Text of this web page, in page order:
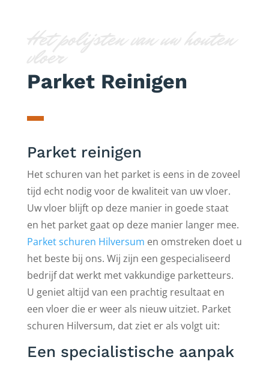
Het polijsten van uw houten
Parket Reinigen
Parket reinigen
Het schuren van het parket is eens in de zoveel
tijd echt nodig voor de kwaliteit van uw vloer.
Uw vloer blijft op deze manier in goede staat
en het parket gaat op deze manier langer mee.
Parket schuren Hilversum en omstreken doet u
het beste bij ons. Wij zijn een gespecialiseerd
bedrijf dat werkt met vakkundige parketteurs.
U geniet altijd van een prachtig resultaat en
een vloer die er weer als nieuw uitziet. Parket
schuren Hilversum, dat ziet er als volgt uit:
Een specialistische aanpak